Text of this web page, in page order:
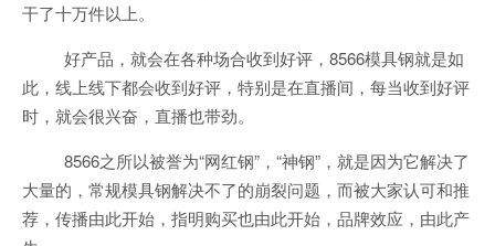
干了十万件以上。
好产品，就会在各种场合收到好评，8566模具钢就是如
此，线上线下都会收到好评，特别是在直播间，每当收到好评
时，就会很兴奋，直播也带劲。
8566之所以被誉为“网红钢”，“神钢”，就是因为它解决了
大量的，常规模具钢解决不了的崩裂问题，而被大家认可和推
荐，传播由此开始，指明购买也由此开始，品牌效应，由此产